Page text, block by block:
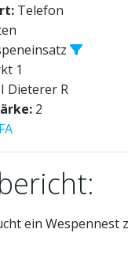
Telefon
1
Dieterer R
2
ein Wespennest